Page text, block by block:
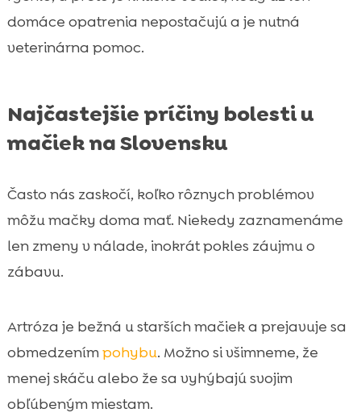
domáce opatrenia nepostačujú a je nutná
veterinárna pomoc.
Najčastejšie príčiny bolesti u
mačiek na Slovensku
Často nás zaskočí, koľko rôznych problémov
môžu mačky doma mať. Niekedy zaznamenáme
len zmeny v nálade, inokrát pokles záujmu o
zábavu.
Artróza je bežná u starších mačiek a prejavuje sa
obmedzenímpohybu. Možno si všimneme, že
menej skáču alebo že sa vyhýbajú svojim
obľúbeným miestam.